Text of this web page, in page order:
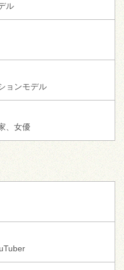
ル
ョンモデル
、 女優